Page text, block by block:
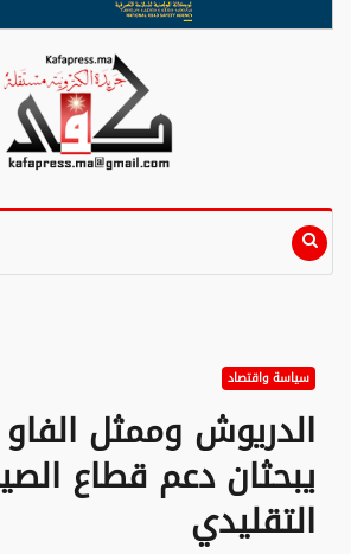
سياسة واقتصاد
الدريوش وممثل
يبحثان دعم قطاع
التقليدي